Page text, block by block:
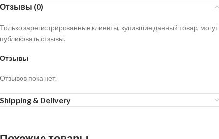
Отзывы (0)
Отзывы
Отзывов пока нет.
Только зарегистрированные клиенты, купившие данный товар, могут
публиковать отзывы.
Shipping & Delivery